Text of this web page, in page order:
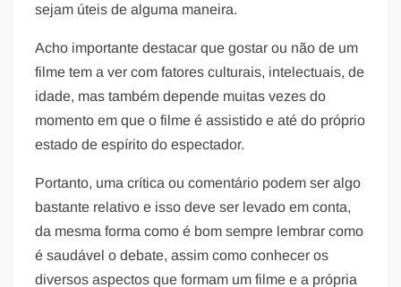
sejam úteis de alguma maneira.
Acho importante destacar que gostar ou não de um
filme tem a ver com fatores culturais, intelectuais, de
idade, mas também depende muitas vezes do
momento em que o filme é assistido e até do próprio
estado de espírito do espectador.
Portanto, uma crítica ou comentário podem ser algo
bastante relativo e isso deve ser levado em conta,
da mesma forma como é bom sempre lembrar como
é saudável o debate, assim como conhecer os
diversos aspectos que formam um filme e a própria